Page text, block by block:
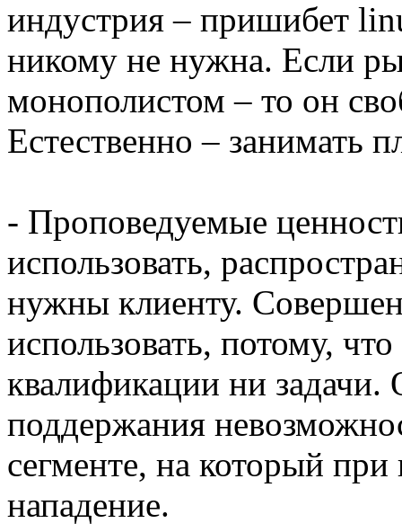
индустрия – пришибет
никому не нужна. Если
монополистом – то он
Естественно – занимать
- Проповедуемые
использовать,
нужны клиенту.
использовать, потому,
квалификации ни
поддержания
сегменте, на который
нападение.